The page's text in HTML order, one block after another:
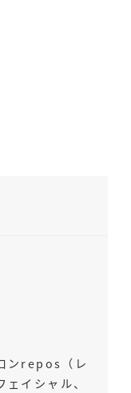
ンrepos（レ
イシャル、